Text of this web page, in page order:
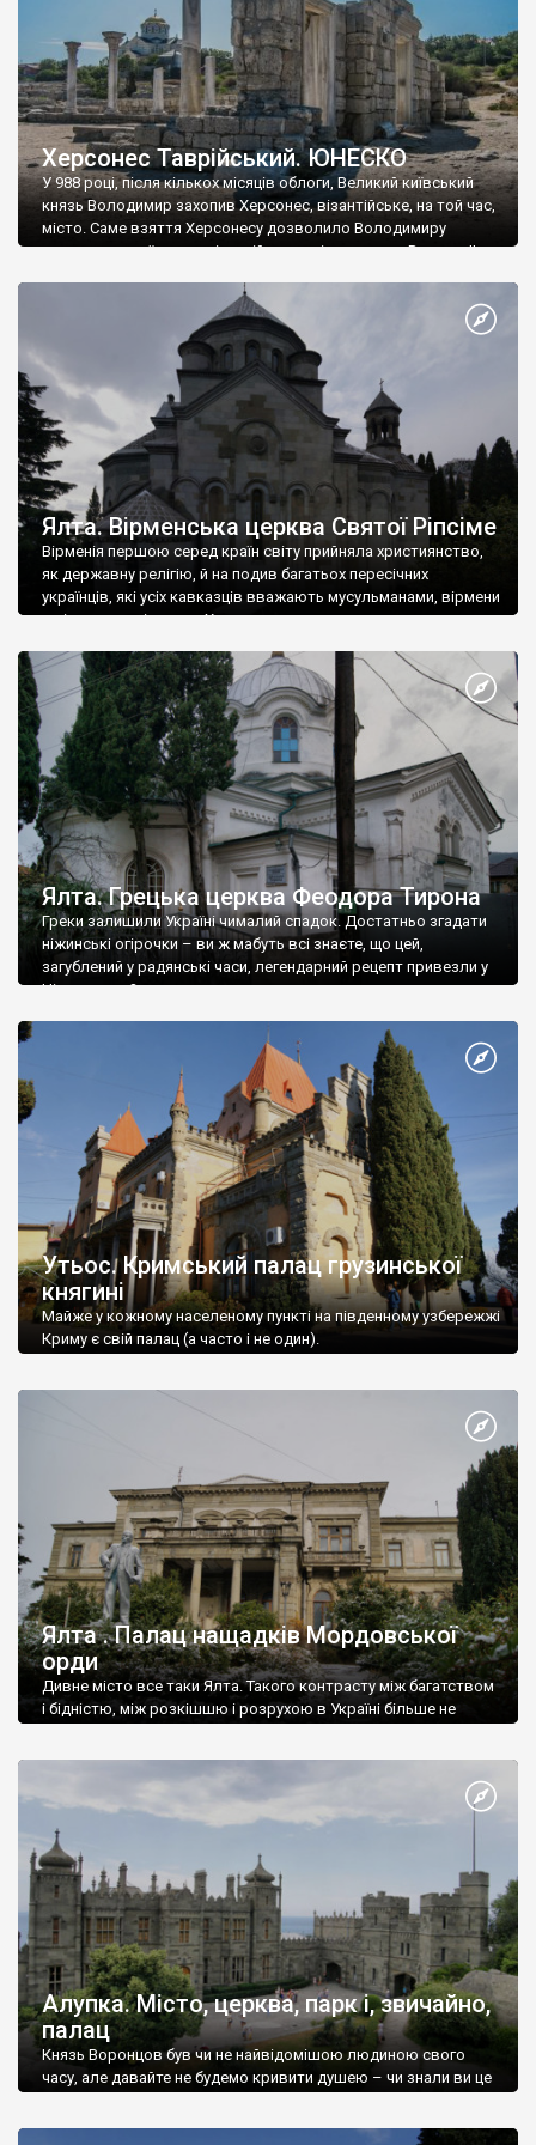
Херсонес Таврійський. ЮНЕСКО
У 988 році, після кількох місяців облоги, Великий київський
князь Володимир захопив Херсонес, візантійське, на той час,
місто. Саме взяття Херсонесу дозволило Володимиру
диктувати свої умови візантійському імператору Василю ІІ, та
Херсонесі Володимир-язичник, став Василем-християнином.
А потім було Хрещення Русі. На честь Херсонесу Таврійського
Ялта. Вірменська церква Святої Ріпсіме
Вірменія першою серед країн світу прийняла християнство,
як державну релігію, й на подив багатьох пересічних
українців, які усіх кавказців вважають мусульманами, вірмени
є відданими вірянами Христа
Ялта. Грецька церква Феодора Тирона
Греки залишили Україні чималий спадок. Достатньо згадати
ніжинські огірочки – ви ж мабуть всі знаєте, що цей,
загублений у радянські часи, легендарний рецепт привезли у
Ніжин греки?
Утьос. Кримський палац грузинської
княгині
Майже у кожному населеному пункті на південному узбережжі
Криму є свій палац (а часто і не один).
Ялта . Палац нащадків Мордовської
орди
Дивне місто все таки Ялта. Такого контрасту між багатством
і бідністю, між розкішшю і розрухою в Україні більше не
Алупка. Місто, церква, парк і, звичайно,
палац
Князь Воронцов був чи не найвідомішою людиною свого
часу, але давайте не будемо кривити душею – чи знали ви це